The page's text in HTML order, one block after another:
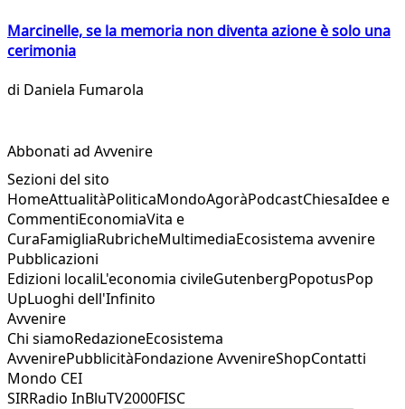
Marcinelle, se la memoria non diventa azione è solo una
cerimonia
di Daniela Fumarola
Abbonati ad Avvenire
Sezioni del sito
HomeAttualitàPoliticaMondoAgoràPodcastChiesaIdee e
CommentiEconomiaVita e
CuraFamigliaRubricheMultimediaEcosistema avvenire
Pubblicazioni
Edizioni localiL'economia civileGutenbergPopotusPop
UpLuoghi dell'Infinito
Avvenire
Chi siamoRedazioneEcosistema
AvvenirePubblicitàFondazione AvvenireShopContatti
Mondo CEI
SIRRadio InBluTV2000FISC